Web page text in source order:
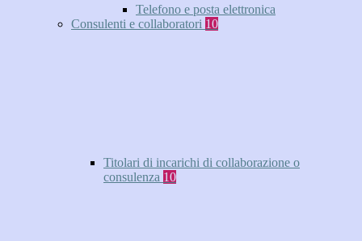
Telefono e posta elettronica
Consulenti e collaboratori 10
Titolari di incarichi di collaborazione o
consulenza 10